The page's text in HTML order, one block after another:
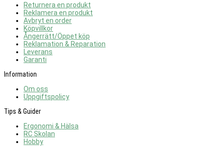
Returnera en produkt
Reklamera en produkt
Avbryt en order
Köpvillkor
Ångerrätt/Öppet köp
Reklamation & Reparation
Leverans
Garanti
Information
Om oss
Uppgiftspolicy
Tips & Guider
Ergonomi & Hälsa
RC Skolan
Hobby